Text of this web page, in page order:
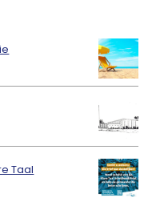
Taal